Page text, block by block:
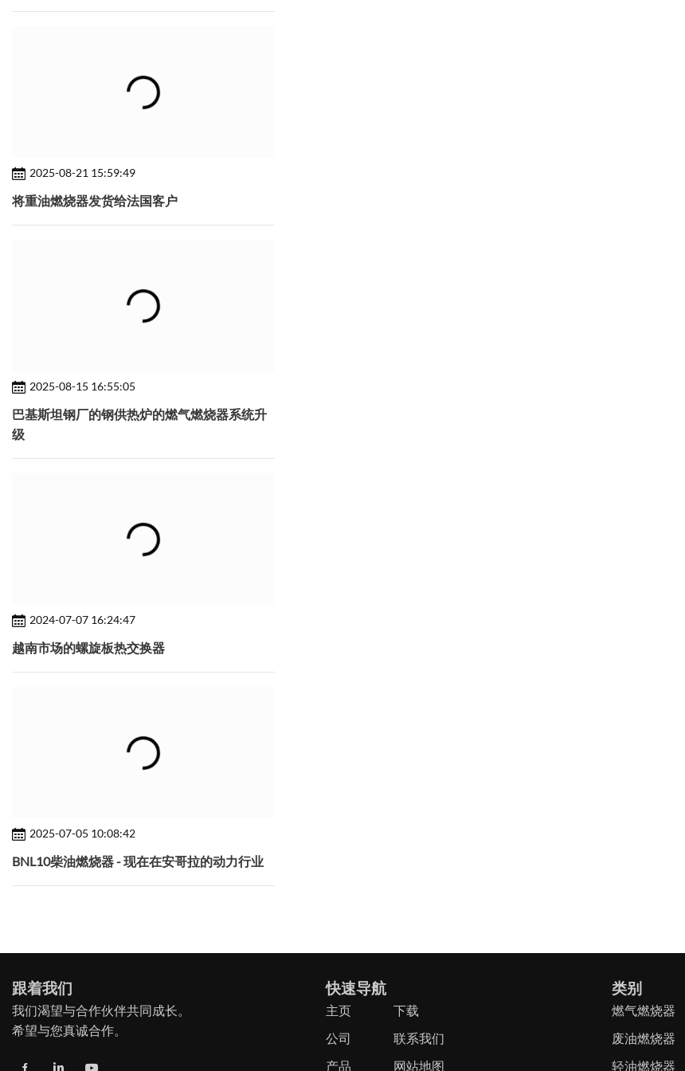
2025-08-21 15:59:49
将重油燃烧器发货给法国客户
2025-08-15 16:55:05
巴基斯坦钢厂的钢供热炉的燃气燃烧器系统升
级
2024-07-07 16:24:47
越南市场的螺旋板热交换器
2025-07-05 10:08:42
BNL10柴油燃烧器 - 现在在安哥拉的动力行业
跟着我们
我们渴望与合作伙伴共同成长。
希望与您真诚合作。
快速导航
主页
公司
产品
下载
联系我们
网站地图
类别
燃气燃烧器
废油燃烧器
轻油燃烧器